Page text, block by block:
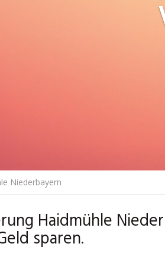
Niederbayern
Haidmühle
sparen.